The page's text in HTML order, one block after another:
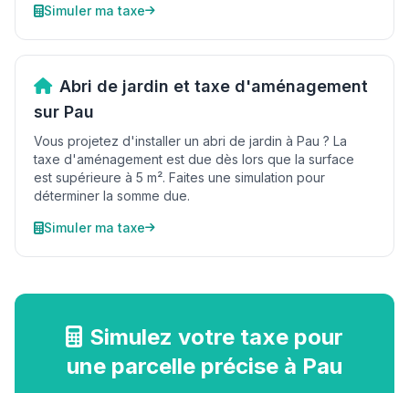
Simuler ma taxe
Abri de jardin et taxe d'aménagement
sur Pau
Vous projetez d'installer un abri de jardin à Pau ? La
taxe d'aménagement est due dès lors que la surface
est supérieure à 5 m². Faites une simulation pour
déterminer la somme due.
Simuler ma taxe
Simulez votre taxe pour
une parcelle précise à Pau